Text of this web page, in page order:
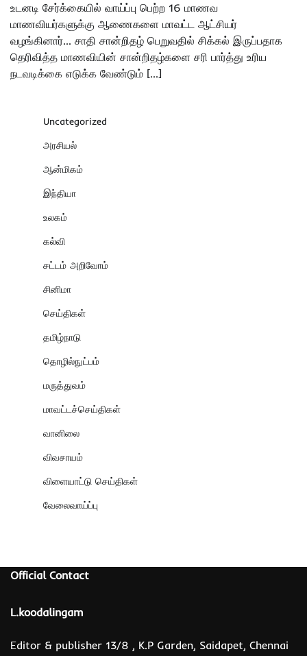
உடனடி சேர்க்கையில் வாய்ப்பு பெற்ற 16 மாணவ
மாணவியர்களுக்கு ஆணைகளை மாவட்ட ஆட்சியர்
வழங்கினார்… சாதி சான்றிதழ் பெறுவதில் சிக்கல் இருப்பதாக
தெரிவித்த மாணவியின் சான்றிதழ்களை சரி பார்த்து உரிய
நடவடிக்கை எடுக்க வேண்டும் […]
Uncategorized
அரசியல்
ஆன்மிகம்
இந்தியா
உலகம்
கல்வி
சட்டம் அறிவோம்
சினிமா
செய்திகள்
தமிழ்நாடு
தொழில்நுட்பம்
மருத்துவம்
மாவட்டச்செய்திகள்
வானிலை
விவசாயம்
விளையாட்டு செய்திகள்
வேலைவாய்ப்பு
Official Contact
L.koodalingam
Editor & publisher 13/8 , K.P Garden, Saidapet, Chennai